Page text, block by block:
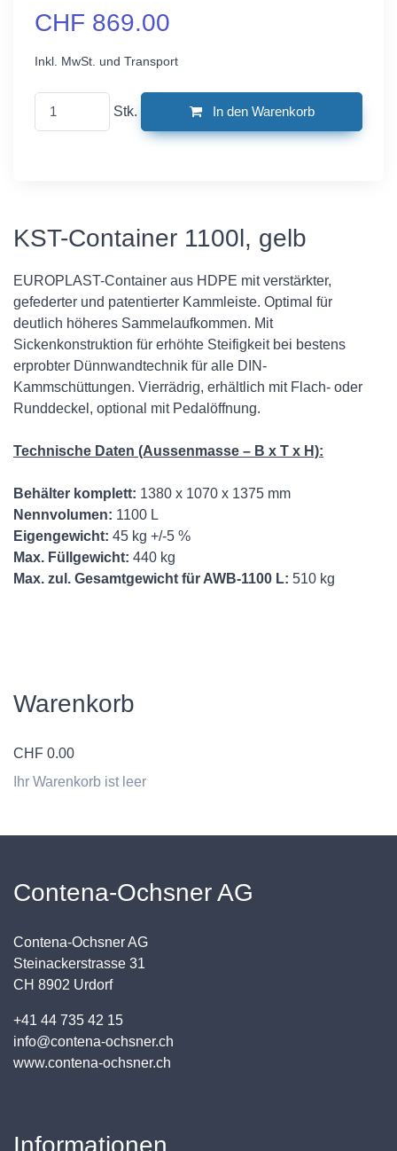
CHF 869.00
Inkl. MwSt. und Transport
Stk. In den Warenkorb
KST-Container 1100l, gelb
EUROPLAST-Container aus HDPE mit verstärkter,
gefederter und patentierter Kammleiste. Optimal für
deutlich höheres Sammelaufkommen. Mit
Sickenkonstruktion für erhöhte Steifigkeit bei bestens
erprobter Dünnwandtechnik für alle DIN-
Kammschüttungen. Vierrädrig, erhältlich mit Flach- oder
Runddeckel, optional mit Pedalöffnung.
Technische Daten (Aussenmasse – B x T x H):
Behälter komplett: 1380 x 1070 x 1375 mm
Nennvolumen: 1100 L
Eigengewicht: 45 kg +/-5 %
Max. Füllgewicht: 440 kg
Max. zul. Gesamtgewicht für AWB-1100 L: 510 kg
Warenkorb
CHF 0.00
Ihr Warenkorb ist leer
Contena-Ochsner AG
Contena-Ochsner AG
Steinackerstrasse 31
CH 8902 Urdorf
+41 44 735 42 15
info@contena-ochsner.ch
www.contena-ochsner.ch
Informationen